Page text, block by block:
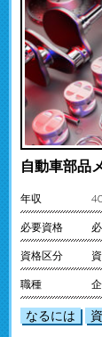
自動車部品
年収
必要資格
資格区分
職種
なるには